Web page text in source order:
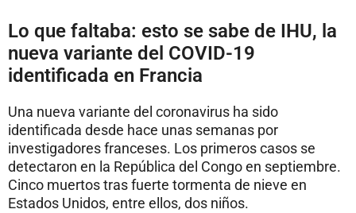
Lo que faltaba: esto se sabe de IHU, la
nueva variante del COVID-19
identificada en Francia
Una nueva variante del coronavirus ha sido
identificada desde hace unas semanas por
investigadores franceses. Los primeros casos se
detectaron en la República del Congo en septiembre.
Cinco muertos tras fuerte tormenta de nieve en
Estados Unidos, entre ellos, dos niños.